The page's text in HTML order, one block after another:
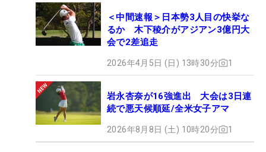
＜中間速報＞日本勢3人目の快挙な
るか 木下稜介がアジアン3億円大
会で2差追走
2026年4月5日 (日) 13時30分 1
岩永杏奈が16強進出 大会は3日連
続で悪天候順延/全米女子アマ
2026年8月8日 (土) 10時20分 1